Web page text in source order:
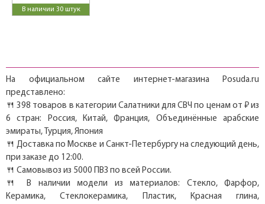
В наличии 30 штук
На официальном сайте интернет-магазина Posuda.ru
представлено:
🍴 398 товаров в категории Салатники для СВЧ по ценам от ₽ из
6 стран: Россия, Китай, Франция, Объединённые арабские
эмираты, Турция, Япония
🍴 Доставка по Москве и Санкт-Петербургу на следующий день,
при заказе до 12:00.
🍴 Самовывоз из 5000 ПВЗ по всей России.
🍴 В наличии модели из материалов: Стекло, Фарфор,
Керамика, Стеклокерамика, Пластик, Красная глина,